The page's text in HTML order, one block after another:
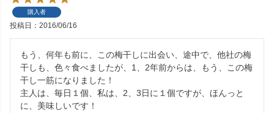
購入者
投稿日 2016/06/16
もう、何年も前に、この梅干しに出会い、途中で、他社の梅
干しも、色々食べましたが、1、2年前からは、もう、この梅
干し一筋になりました！
主人は、毎日１個、私は、2、3日に１個ですが、ほんっと
に、美味しいです！